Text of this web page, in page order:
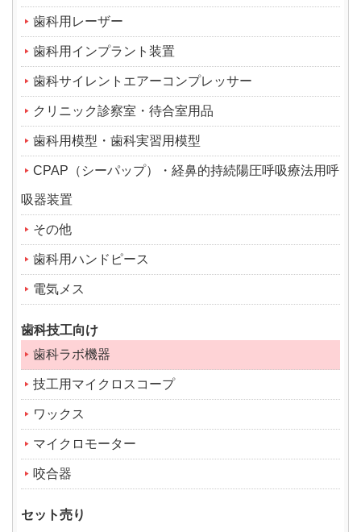
歯科用レーザー
歯科用インプラント装置
歯科サイレントエアーコンプレッサー
クリニック診察室・待合室用品
歯科用模型・歯科実習用模型
CPAP（シーパップ）・経鼻的持続陽圧呼吸療法用呼
吸器装置
その他
歯科用ハンドピース
電気メス
歯科技工向け
歯科ラボ機器
技工用マイクロスコープ
ワックス
マイクロモーター
咬合器
セット売り